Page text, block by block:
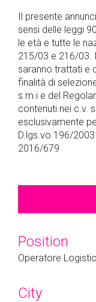
Il presente
sensi delle leggi
le età e tutte le
215/03 e 216/03.
saranno trattati e
finalità di
s.m.i e del
contenuti nei c.v.
esclusivamente
D.lgs.vo 196/
2016/679
Position
Operatore
City